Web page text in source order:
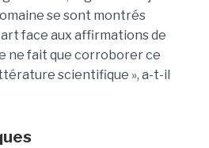
se sont montrés
face aux affirmations de
ne fait que corroborer ce
scientifique », a-t-il